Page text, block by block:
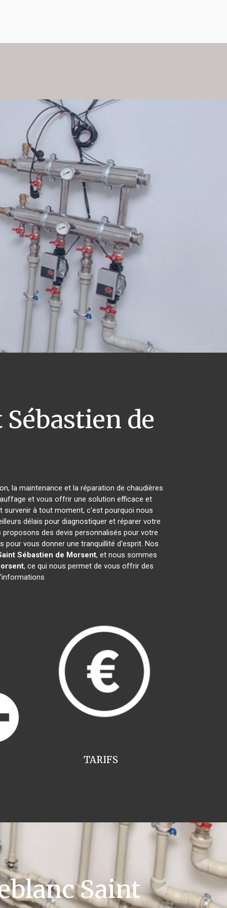
de
la maintenance et la réparation de chaudières
et vous offrir une solution efficace et
survenir à tout moment, c'est pourquoi nous
délais pour diagnostiquer et réparer votre
des devis personnalisés pour votre
vous donner une tranquillité d'esprit. Nos
Sébastien de Morsent, et nous sommes
, ce qui nous permet de vous offrir des
TARIFS
Saint